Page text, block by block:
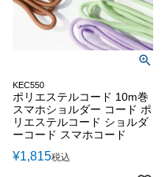
KEC550
ポリエステルコード 10m巻
スマホショルダー コード ポ
リエステルコード ショルダ
ーコード スマホコード
¥1,815税込